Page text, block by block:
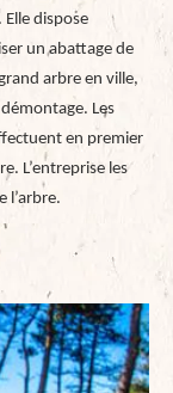
Elle dispose
un abattage de
arbre en ville,
Les
en premier
L’entreprise les
l’arbre.